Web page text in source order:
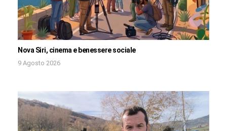
Nova Siri, cinema e benessere sociale
9 Agosto 2026